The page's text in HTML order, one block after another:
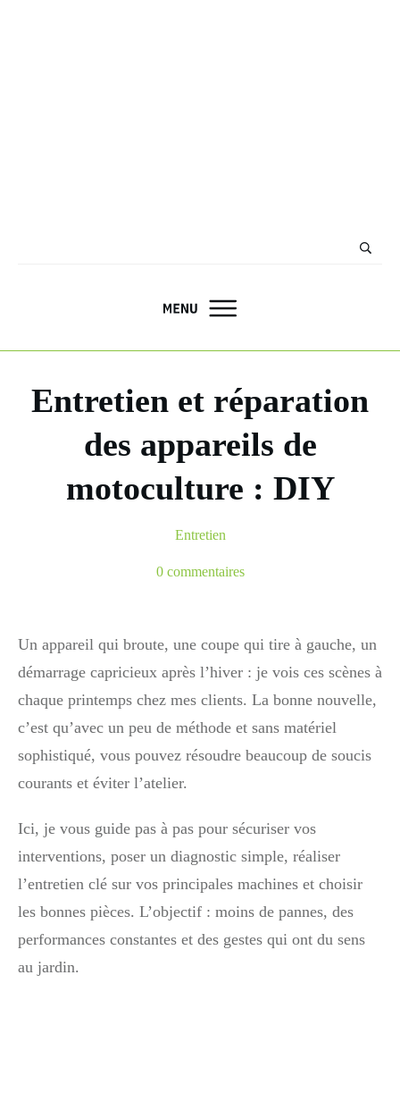
Entretien et réparation
des appareils de
motoculture : DIY
Entretien
0commentaires
Un appareil qui broute, une coupe qui tire à gauche, un
démarrage capricieux après l’hiver : je vois ces scènes à
chaque printemps chez mes clients. La bonne nouvelle,
c’est qu’avec un peu de méthode et sans matériel
sophistiqué, vous pouvez résoudre beaucoup de soucis
courants et éviter l’atelier.
Ici, je vous guide pas à pas pour sécuriser vos
interventions, poser un diagnostic simple, réaliser
l’entretien clé sur vos principales machines et choisir
les bonnes pièces. L’objectif : moins de pannes, des
performances constantes et des gestes qui ont du sens
au jardin.